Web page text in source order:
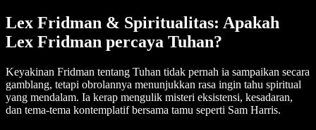
Lex Fridman & Spiritualitas: Apakah
Lex Fridman percaya Tuhan?
Keyakinan Fridman tentang Tuhan tidak pernah ia sampaikan secara
gamblang, tetapi obrolannya menunjukkan rasa ingin tahu spiritual
yang mendalam. Ia kerap mengulik misteri eksistensi, kesadaran,
dan tema-tema kontemplatif bersama tamu seperti Sam Harris.